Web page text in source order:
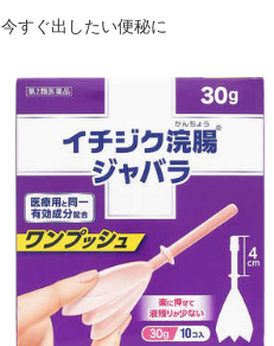
今すぐ出したい便秘に